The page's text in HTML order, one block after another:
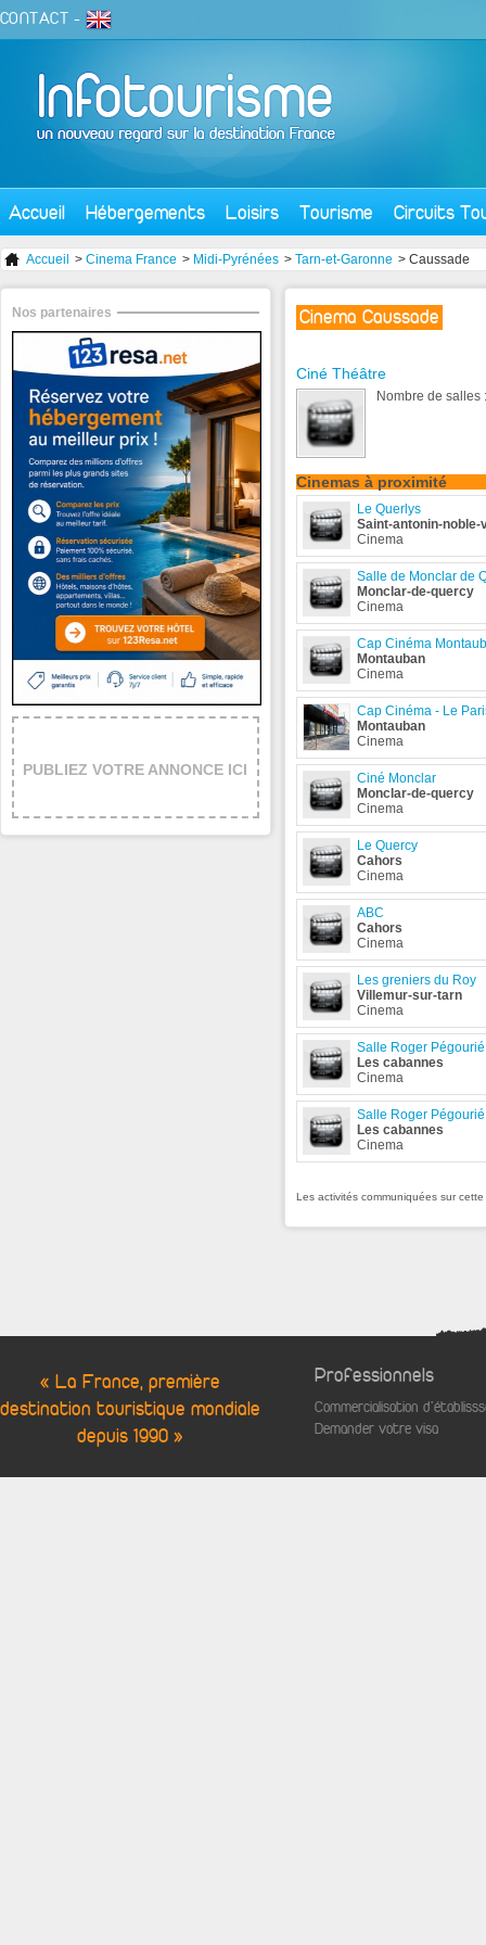
CONTACT -
Accueil Hébergements Loisirs Tourisme Circuits
Accueil > Cinema France > Midi-Pyrénées > Tarn-et-Garonne > Caussade
Cinema Caussade
Ciné Théâtre
Nombre de salles
Cinemas à proximité
Le Querlys
Saint-antonin-noble-
Cinema
Salle de Monclar de
Monclar-de-quercy
Cinema
Cap Cinéma
Montauban
Cinema
Cap Cinéma - Le
Montauban
Cinema
Ciné Monclar
Monclar-de-quercy
Cinema
Le Quercy
Cahors
Cinema
ABC
Cahors
Cinema
Les greniers du Roy
Villemur-sur-tarn
Cinema
Salle Roger Pégourié
Les cabannes
Cinema
Salle Roger Pégourié
Les cabannes
Cinema
Les activités communiquées sur
Nos partenaires
PUBLIEZ VOTRE ANNONCE ICI
« La France, première
destination touristique mondiale
depuis 1990 »
Professionnels
Commercialisation
Demander votre visa